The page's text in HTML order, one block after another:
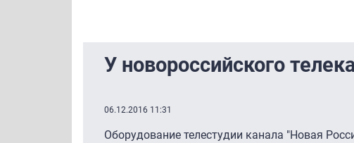
У новороссийского
06.12.2016 11:31
Оборудование телестудии канала "Новая